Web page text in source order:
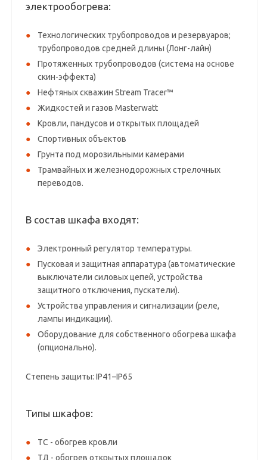
электрообогрева:
Технологических трубопроводов и резервуаров;
трубопроводов средней длины (Лонг-лайн)
Протяженных трубопроводов (система на основе
скин-эффекта)
Нефтяных скважин Stream Tracer™
Жидкостей и газов Masterwatt
Кровли, пандусов и открытых площадей
Спортивных объектов
Грунта под морозильными камерами
Трамвайных и железнодорожных стрелочных
переводов.
В состав шкафа входят:
Электронный регулятор температуры.
Пусковая и защитная аппаратура (автоматические
выключатели силовых цепей, устройства
защитного отключения, пускатели).
Устройства управления и сигнализации (реле,
лампы индикации).
Оборудование для собственного обогрева шкафа
(опционально).
Степень защиты: IP41–IP65
Типы шкафов:
ТС - обогрев кровли
ТД - обогрев открытых площадок